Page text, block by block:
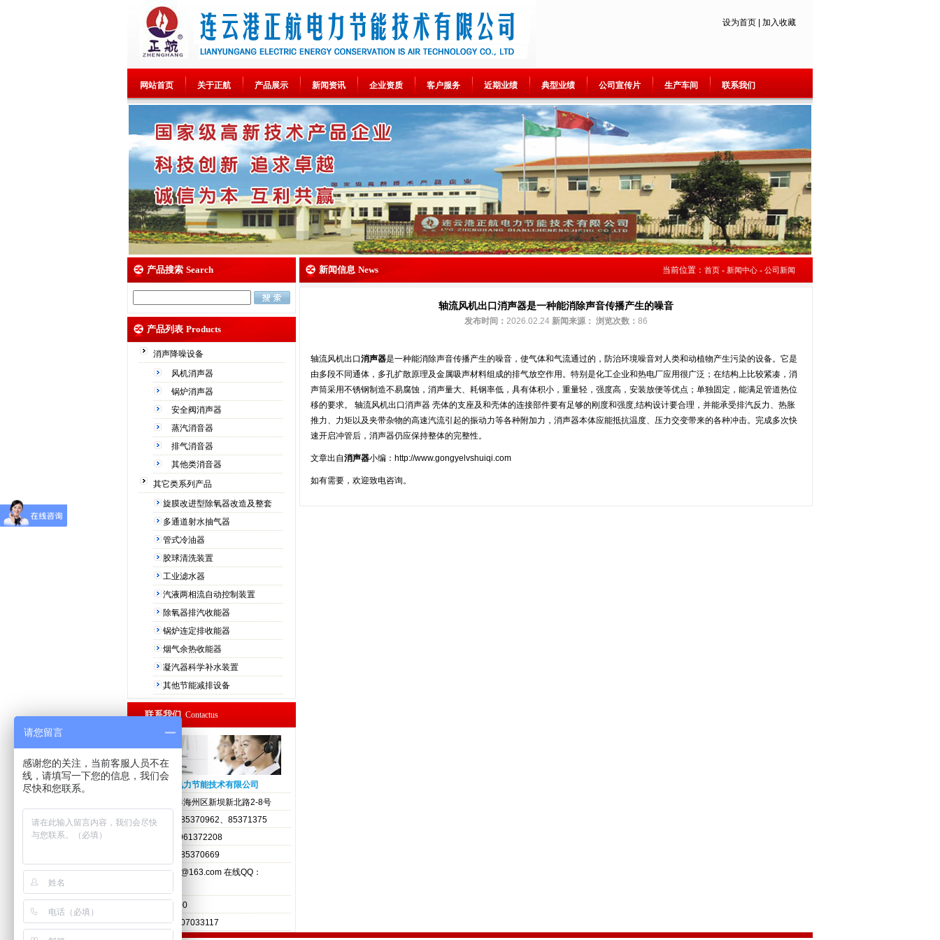
设为首页 加入收藏
网站首页 关于正航 产品展示 新闻资讯 企业资质 客户服务 近期业绩 典型业绩 公司宣传片 生产车间 联系我们
产品搜索 Search
产品列表 Products
消声降噪设备
风机消声器
锅炉消声器
安全阀消声器
蒸汽消音器
排气消音器
其他类消音器
其它类系列产品
旋膜改进型除氧器改造及整套
多通道射水抽气器
管式冷油器
胶球清洗装置
工业滤水器
汽液两相流自动控制装置
除氧器排汽收能器
锅炉连定排收能器
烟气余热收能器
凝汽器科学补水装置
其他节能减排设备
联系我们 Contactus
连云港正航电力节能技术有限公司
地址：连云港海州区新坝新北路2-8号
电话：0518-85370962、85371375
手机：(0)13961372208
传真：0518-85370669
邮箱：zhjnjs@163.com 在线QQ：
邮编：222000
客服QQ：1007033117
新闻信息 News 当前位置： 首页 - 新闻中心 - 公司新闻
轴流风机出口消声器是一种能消除声音传播产生的噪音
发布时间： 2026.02.24 新闻来源： 浏览次数： 86
轴流风机出口消声器是一种能消除声音传播产生的噪音，使气体和气流通过的，防治环境噪音对人类和动植物产生污染的设备。它是
由多段不同通体，多孔扩散原理及金属吸声材料组成的排气放空作用。特别是化工企业和热电厂应用很广泛；在结构上比较紧凑，消
声筒采用不锈钢制造不易腐蚀，消声量大、耗钢率低，具有体积小，重量轻，强度高，安装放便等优点；单独固定，能满足管道热位
移的要求。
轴流风机出口消声器 壳体的支座及和壳体的连接部件要有足够的刚度和强度,结构设计要合理，并能承受排汽反力、热胀
推力、力矩以及夹带杂物的高速汽流引起的振动力等各种附加力，消声器本体应能抵抗温度、压力交变带来的各种冲击。完成多次快
速开启冲管后，消声器仍应保持整体的完整性。
文章出自消声器小编： http://www.gongyelvshuiqi.com
如有需要，欢迎致电咨询。
请您留言
感谢您的关注，当前客服人员不在
线，请填写一下您的信息，我们会
尽快和您联系。